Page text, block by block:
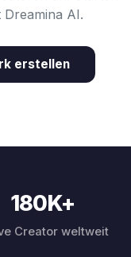
AI.
erstellen
180K+
Creator weltweit